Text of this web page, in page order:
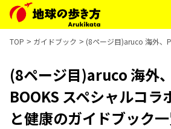
TOP ガイドブック (8ページ目)aruco 海外、
(8ページ目)aruco 海外
BOOKS スペシャルコラ
と健康のガイドブック